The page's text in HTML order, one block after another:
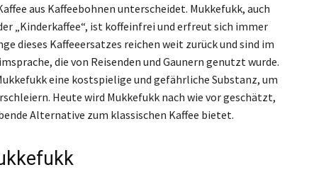
aus Kaffeebohnen unterscheidet. Mukkefukk, auch
„Kinderkaffee“, ist koffeinfrei und erfreut sich immer
dieses Kaffeeersatzes reichen weit zurück und sind im
die von Reisenden und Gaunern genutzt wurde.
eine kostspielige und gefährliche Substanz, um
Heute wird Mukkefukk nach wie vor geschätzt,
Alternative zum klassischen Kaffee bietet.